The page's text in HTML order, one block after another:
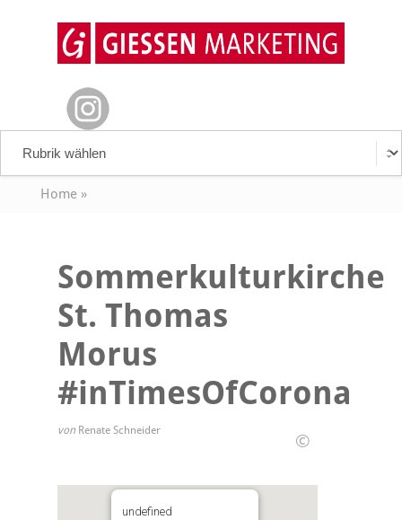
Home»
Sommerkulturkirche
St. Thomas
Morus
#inTimesOfCorona
von Renate Schneider ©
undefined